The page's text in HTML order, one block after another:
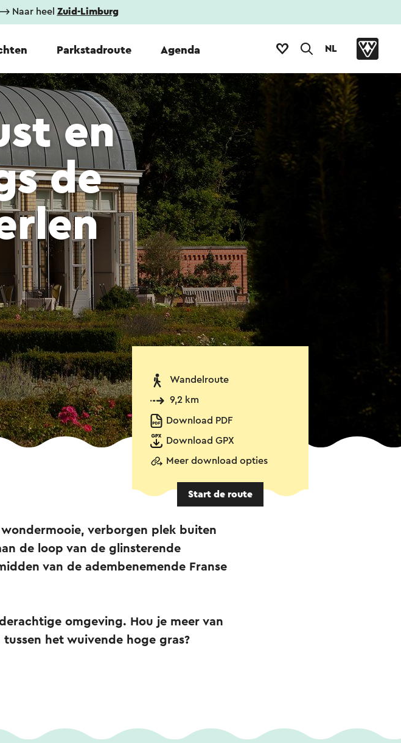
Naar heel Zuid-Limburg
Parkstadroute Agenda NL
en
de
Wandelroute
9,2 km
Download PDF
Download GPX
Meer download opties
Start de route
verborgen plek buiten
de loop van de glinsterende
van de adembenemende Franse
omgeving. Hou je meer van
het wuivende hoge gras?